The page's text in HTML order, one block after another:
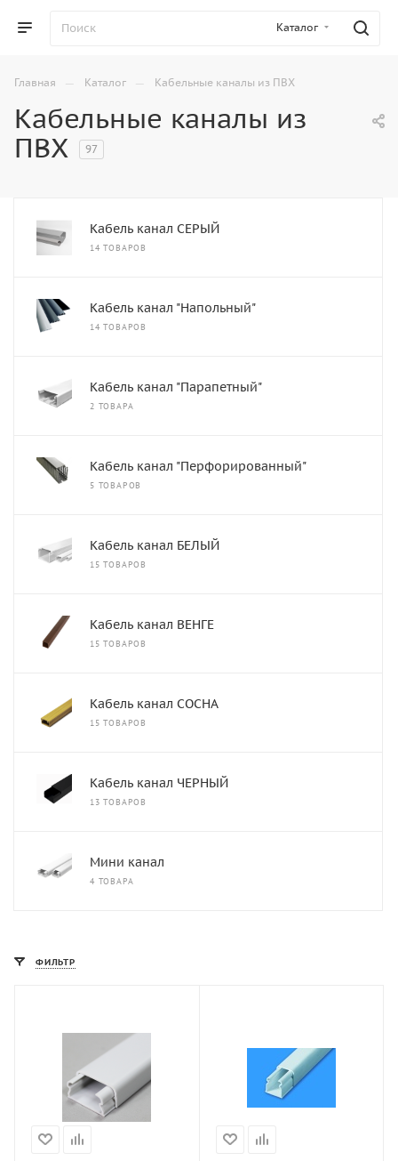
Каталог
Главная — Каталог — Кабельные каналы из ПВХ
Кабельные каналы из
ПВХ
97
Кабель канал СЕРЫЙ
14 ТОВАРОВ
Кабель канал "Напольный"
14 ТОВАРОВ
Кабель канал "Парапетный"
2 ТОВАРА
Кабель канал "Перфорированный"
5 ТОВАРОВ
Кабель канал БЕЛЫЙ
15 ТОВАРОВ
Кабель канал ВЕНГЕ
15 ТОВАРОВ
Кабель канал СОСНА
15 ТОВАРОВ
Кабель канал ЧЕРНЫЙ
13 ТОВАРОВ
Мини канал
4 ТОВАРА
ФИЛЬТР